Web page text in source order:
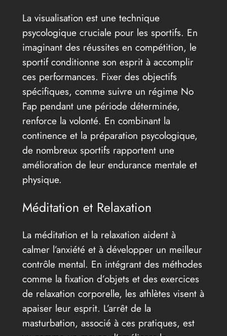
La visualisation est une technique
psycologique cruciale pour les sportifs. En
imaginant des réussites en compétition, le
sportif conditionne son esprit à accomplir
ces performances. Fixer des objectifs
spécifiques, comme suivre un régime No
Fap pendant une période déterminée,
renforce la volonté. En combinant la
continence et la préparation psycologique,
de nombreux sportifs rapportent une
amélioration de leur endurance mentale et
physique.
Méditation et Relaxation
La méditation et la relaxation aident à
calmer l’anxiété et à développer un meilleur
contrôle mental. En intégrant des méthodes
comme la fixation d’objets et des exercices
de relaxation corporelle, les athlètes visent à
apaiser leur esprit. L’arrêt de la
masturbation, associé à ces pratiques, est